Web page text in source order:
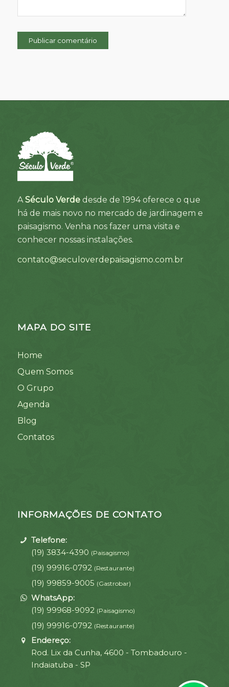
A Século Verdedesde de 1994 oferece o que
há de mais novo no mercado de jardinagem e
paisagismo. Venha nos fazer uma visita e
conhecer nossas instalações.
contato@seculoverdepaisagismo.com.br
MAPA DO SITE
Home
Quem Somos
O Grupo
Agenda
Blog
Contatos
INFORMAÇÕES DE CONTATO
Telefone:
(19) 3834-4390 (Paisagismo)
(19) 99916-0792 (Restaurante)
(19) 99859-9005 (Gastrobar)
WhatsApp:
(19) 99968-9092 (Paisagismo)
(19) 99916-0792 (Restaurante)
Endereço:
Rod. Lix da Cunha, 4600 - Tombadouro -
Indaiatuba - SP